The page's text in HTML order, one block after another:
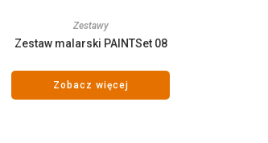
Zestawy
Zestaw malarski PAINTSet 08
Zobacz więcej